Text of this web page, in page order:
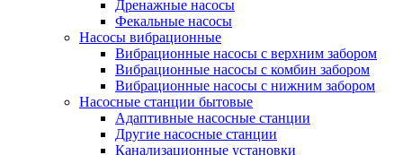
Дренажные насосы
Фекальные насосы
Насосы вибрационные
Вибрационные насосы с верхним забором
Вибрационные насосы с комбин забором
Вибрационные насосы с нижним забором
Насосные станции бытовые
Адаптивные насосные станции
Другие насосные станции
Канализационные установки